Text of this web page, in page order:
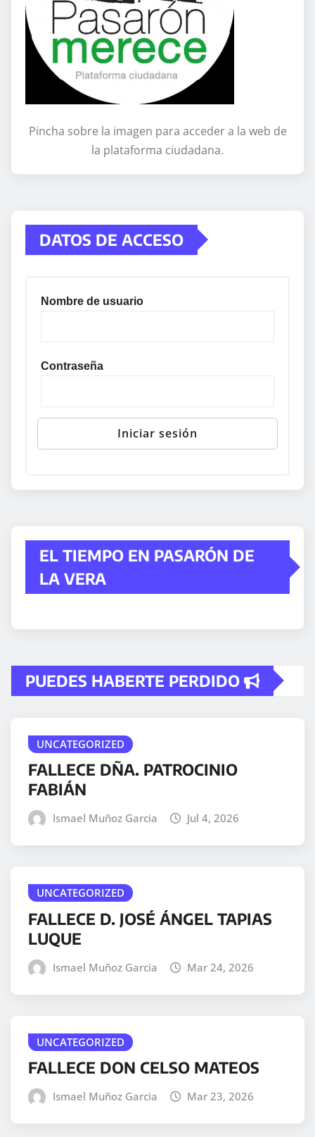
Pincha sobre la imagen para acceder a la web de
la plataforma ciudadana.
DATOS DE ACCESO
Nombre de usuario
Contraseña
EL TIEMPO EN PASARÓN DE
LA VERA
PUEDES HABERTE PERDIDO
UNCATEGORIZED
FALLECE DÑA. PATROCINIO
FABIÁN
Ismael Muñoz Garcia Jul 4, 2026
UNCATEGORIZED
FALLECE D. JOSÉ ÁNGEL TAPIAS
LUQUE
Ismael Muñoz Garcia Mar 24, 2026
UNCATEGORIZED
FALLECE DON CELSO MATEOS
Ismael Muñoz Garcia Mar 23, 2026